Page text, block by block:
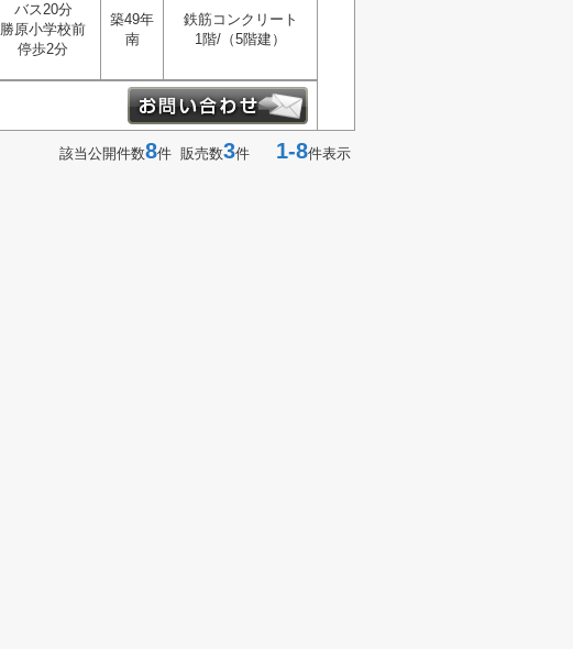
バス20分
勝原小学校前
停歩2分
築49年
南
鉄筋コンクリート
1階/（5階建）
該当公開件数8件 販売数3件 1-8件表示